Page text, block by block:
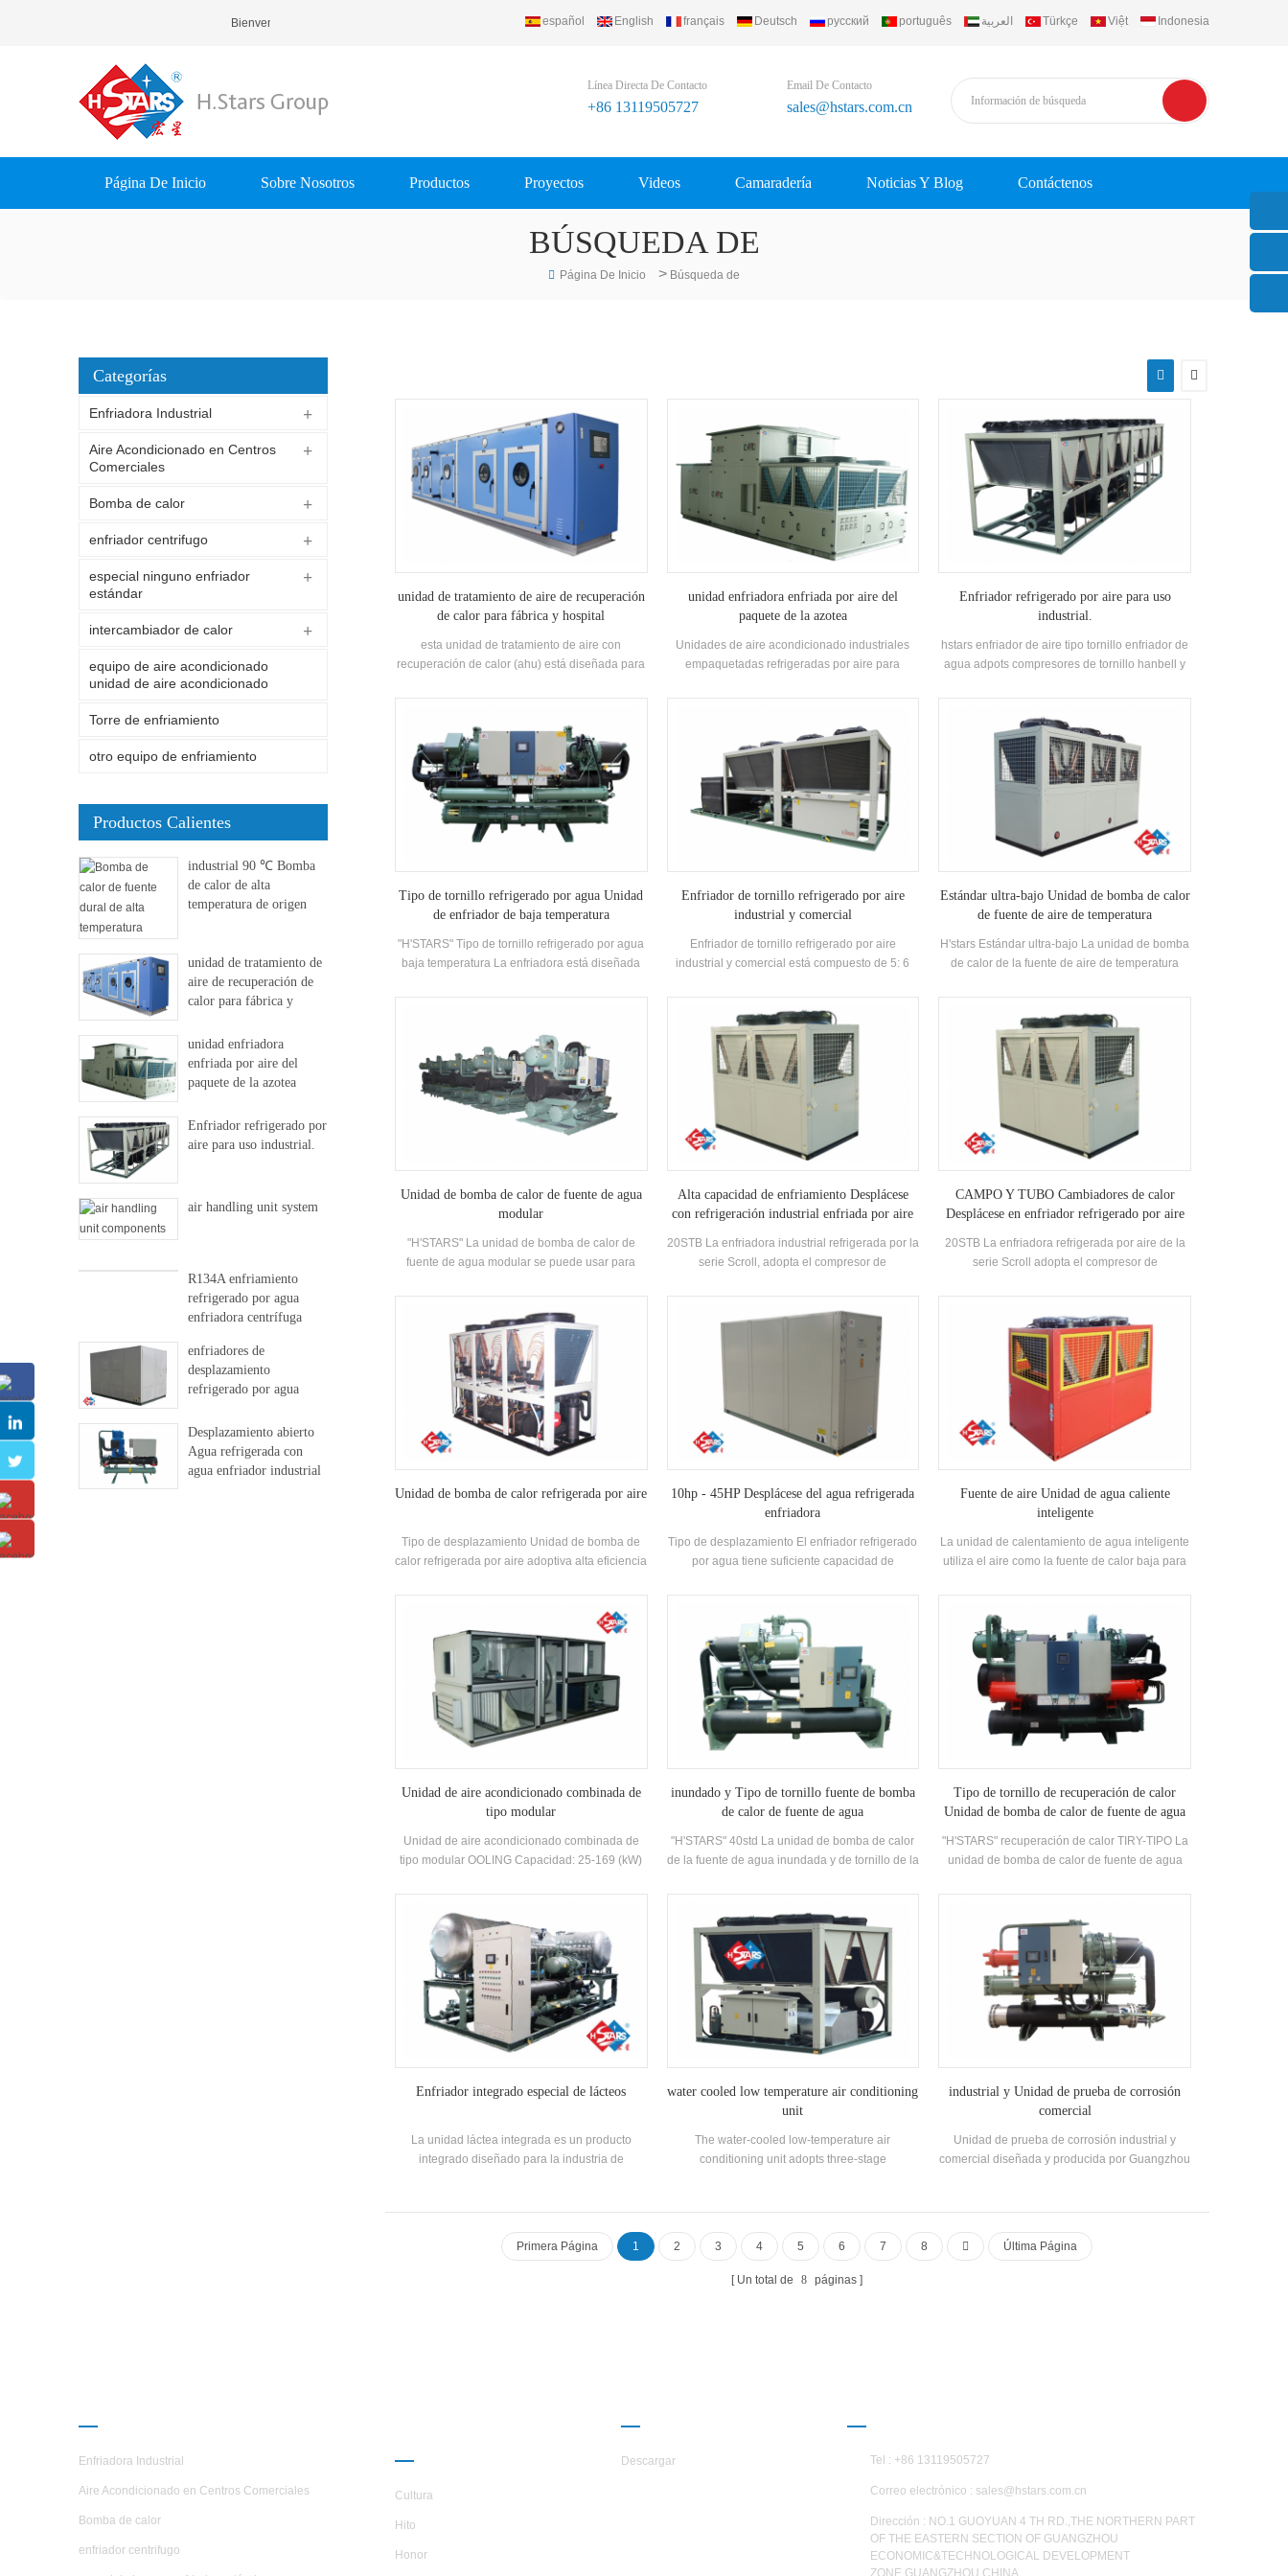
Bienvenido A H.Stars (Guangzhou) Refrigerating Equipment Group Ltd..
español English français Deutsch русский português العربية Türkçe Việt Indonesia
Línea Directa De Contacto
+86 13119505727
Email De Contacto
sales@hstars.com.cn
Página De Inicio Sobre Nosotros Productos Proyectos Videos Camaradería Noticias Y Blog Contáctenos
BÚSQUEDA DE
Página De Inicio > Búsqueda de
unidad de tratamiento de aire de recuperación
de calor para fábrica y hospital
esta unidad de tratamiento de aire con
recuperación de calor (ahu) está diseñada para
enfriamiento, calefacción, humidificación,
deshumidificación y purificación de aire.
unidad enfriadora enfriada por aire del
paquete de la azotea
Unidades de aire acondicionado industriales
empaquetadas refrigeradas por aire para
ofrece soluciones para la industria farmacéutica,
automóvil, la industria de impresión y alimentos,
edificios comerciales, tratamiento de COV y
protección del medio ambiente, calidad del aire
interior, ventilación marina
Enfriador refrigerado por aire para uso
industrial.
hstars enfriador de aire tipo tornillo enfriador de
agua adpots compresores de tornillo hanbell y
para uso industrial. Alta calidad con fácil
manejo.
Tipo de tornillo refrigerado por agua Unidad
de enfriador de baja temperatura
"H'STARS" Tipo de tornillo refrigerado por agua
baja temperatura La enfriadora está diseñada
enfriamiento. Requiere una gama completa de
diferentes capacidades de enfriamiento y
temperatura Requisitos. Marca: H'stars
Enfriador de tornillo refrigerado por aire
industrial y comercial
Enfriador de tornillo refrigerado por aire
industrial y comercial está compuesto de 5: 6
Condensador y evaporador, y equipado con
Nombre de marca Control eléctrico
Componentes, que se puede utilizar
ampliamente en diferentes industrias.
Estándar ultra-bajo Unidad de bomba de calor
de fuente de aire de temperatura
H'stars Estándar ultra-bajo La unidad de bomba
de calor de la fuente de aire de temperatura
-25 ℃ ~ 43, utilizando aire como fuente de calor,
no se descargan contaminantes, y 55 ° C El
agua caliente está preparada para satisfacer la
demanda de agua caliente entre 35-55 ° C.
Función de calefacción, adecuada para
suministro de aire directo o radiación de piso
Calefacción.
Unidad de bomba de calor de fuente de agua
modular
"H'STARS" La unidad de bomba de calor de
fuente de agua modular se puede usar para
reemplazado por una máquina. El sistema
puede reemplazar la caldera original y el aire
acondicionado Sistema; La capacidad de
enfriamiento es suficiente, la eficiencia es alta,
la limpieza y el mantenimiento son fáciles, y la
calificación de eficiencia energética es 5-1.
nivel.
Alta capacidad de enfriamiento Desplácese
con refrigeración industrial enfriada por aire
20STB La enfriadora industrial refrigerada por la
serie Scroll, adopta el compresor de
eficiencia Intercambiador de calor de cáscara y
tubo, utilizando R22, R407C Refrigerante, grado
de eficiencia energética hasta 2 niveles
CAMPO Y TUBO Cambiadores de calor
Desplácese en enfriador refrigerado por aire
20STB La enfriadora refrigerada por aire de la
serie Scroll adopta el compresor de
forma independiente alta eficiencia Shell-and-
tube Intercambiador de calor y intercambiador
de calor de bobina, adopta R22 y R407c
refrigerantes
Unidad de bomba de calor refrigerada por aire
Tipo de desplazamiento Unidad de bomba de
calor refrigerada por aire adoptiva alta eficiencia
cerrado, Auto-desarrollado y fabricado alta
eficiencia Shell-and-tube Intercambiador de
calor y intercambiador de calor de bobina,
utilizando R22, R134A, R407C refrigerante
10hp - 45HP Desplácese del agua refrigerada
enfriadora
Tipo de desplazamiento El enfriador refrigerado
por agua tiene suficiente capacidad de
mantenimiento, y la calificación de eficiencia
energética es 4-2. Capacidad de enfriamiento
RANGO: 21500 kcal a 113400 kcal (10HP ~
45HP), adecuado para oficinas pequeñas y
medianas, talleres de fábrica, hoteles, villas, etc
Fuente de aire Unidad de agua caliente
inteligente
La unidad de calentamiento de agua inteligente
utiliza el aire como la fuente de calor baja para
eficiente y ambientalmente amigable.
Unidad de aire acondicionado combinada de
tipo modular
Unidad de aire acondicionado combinada de
tipo modular OOLING Capacidad: 25-169 (kW)
farmacéutico, industria alimentaria
inundado y Tipo de tornillo fuente de bomba
de calor de fuente de agua
"H'STARS" 40std La unidad de bomba de calor
de la fuente de agua inundada y de tornillo de la
eficiencia Twin-Tornillo compresor, Desarrollado
autodesarrollado y fabricado alta eficiencia
Evaporador de tipo inundado, R22, R134A
Refrigerante, eficiencia energética hasta 6.7.
Temperatura de salida de agua caliente 50 ° C
La unidad de recuperación de calor se puede
configurar de acuerdo con el cliente Requisitos.
La unidad tiene un total de 20 especificaciones
estándar.
Tipo de tornillo de recuperación de calor
Unidad de bomba de calor de fuente de agua
"H'STARS" recuperación de calor TIRY-TIPO La
unidad de bomba de calor de fuente de agua
entre el vapor de refrigerante y el agua Durante
Operación, conversión de los consumidores de
energía Calor en agua caliente utilizable, y
proporciona una gran cantidad de aire
acondicionado durante el aire acondicionado.
Agua caliente en vida.
Enfriador integrado especial de lácteos
La unidad láctea integrada es un producto
integrado diseñado para la industria de
almacenamiento de agua congelado, la bomba
de agua de circulación de agua congelada, el
sistema de vías navegables y los componentes
water cooled low temperature air conditioning
unit
The water-cooled low-temperature air
conditioning unit adopts three-stage
environment. The unit adopts a special
microcomputer controller to control the low-
temperature action process, and automatically
operates after setting the temperature according
industrial y Unidad de prueba de corrosión
comercial
Unidad de prueba de corrosión industrial y
comercial diseñada y producida por Guangzhou
disponibilidad para personalizado con 30-
1200kw y puede ser especialmente diseñado
de acuerdo con diferentes necesidades.
Primera Página 1 2 3 4 5 6 7 8 Última Página
Un total de 8 páginas
Categorías
Enfriadora Industrial
Aire Acondicionado en Centros
Comerciales
Bomba de calor
enfriador centrifugo
especial ninguno enfriador
estándar
intercambiador de calor
equipo de aire acondicionado
unidad de aire acondicionado
Torre de enfriamiento
otro equipo de enfriamiento
Productos Calientes
industrial 90 ℃ Bomba
de calor de alta
temperatura de origen
unidad de tratamiento de
aire de recuperación de
calor para fábrica y
unidad enfriadora
enfriada por aire del
paquete de la azotea
Enfriador refrigerado por
aire para uso industrial.
air handling unit system
R134A enfriamiento
refrigerado por agua
enfriadora centrífuga
enfriadores de
desplazamiento
refrigerado por agua
Desplazamiento abierto
Agua refrigerada con
agua enfriador industrial
Enfriadora Industrial
Aire Acondicionado en Centros Comerciales
Bomba de calor
enfriador centrifugo
Cultura
Hito
Honor
Descargar Tel : +86 13119505727
Correo electrónico : sales@hstars.com.cn
Dirección : NO.1 GUOYUAN 4 TH RD.,THE NORTHERN PART
OF THE EASTERN SECTION OF GUANGZHOU
ECONOMIC&TECHNOLOGICAL DEVELOPMENT
ZONE,GUANGZHOU,CHINA